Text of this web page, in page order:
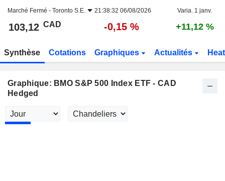
Marché Fermé - Toronto S.E. 21:38:32 06/08/2026 Varia. 1 janv.
103,12 CAD -0,15 % +11,12 %
Synthèse Cotations Graphiques Actualités
Graphique: BMO S&P 500 Index ETF - CAD
Hedged